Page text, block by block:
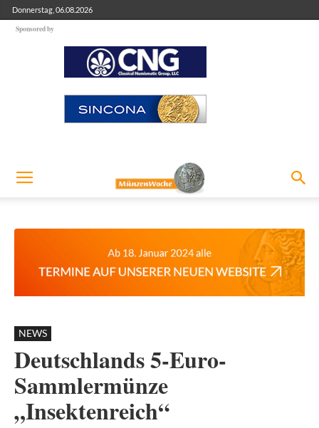
Donnerstag, 06.08.2026
Sponsored by
NEWS
Deutschlands 5-Euro-
Sammlermünze
„Insektenreich“